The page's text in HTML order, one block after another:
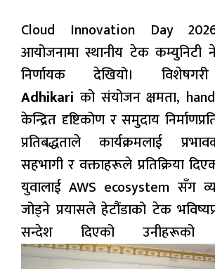
Cloud Innovation Day
आयोजनामा स्थानीय टेक कम्युनिटी
निर्णायक देखियो।
Adhikari को संयोजन क्षमता,
केन्द्रित दृष्टिकोण र समुदाय
प्रतिबद्धताले कार्यक्रमलाई
सहभागी र वक्ताहरूले प्रतिक्रिया
युवालाई AWS ecosystem सँग
जोड्ने प्रयासले हेटौंडाको टेक
सन्देश दिएको